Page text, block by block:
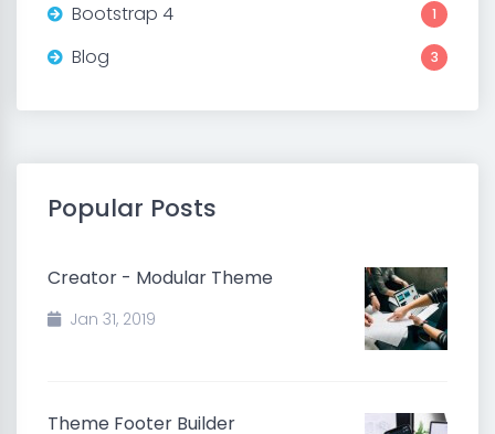
Bootstrap 4 1
Blog 3
Popular Posts
Creator - Modular Theme
Jan 31, 2019
Theme Footer Builder